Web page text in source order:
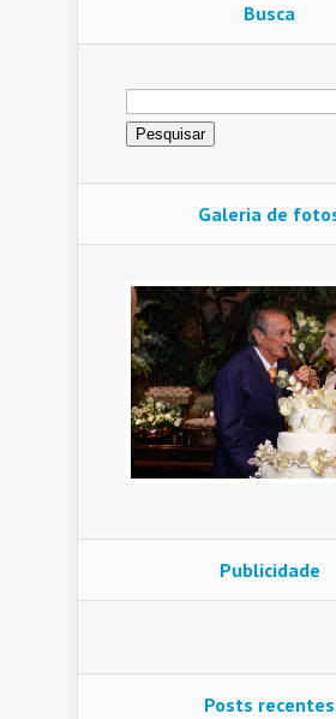
Busca
Pesquisar
por:
Galeria de
Publicidade
Posts recentes